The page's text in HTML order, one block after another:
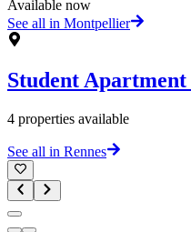
Available now
See all in Montpellier
Student Apartment
4 properties available
See all in Rennes